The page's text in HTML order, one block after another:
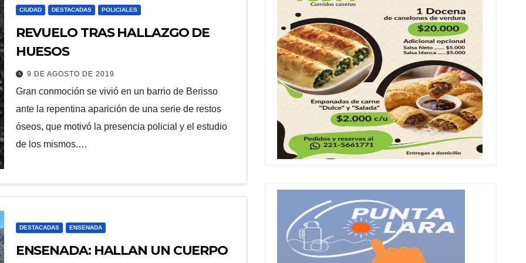
CIUDAD DESTACADAS POLICIALES
REVUELO TRAS HALLAZGO DE
HUESOS
9 DE AGOSTO DE 2019
Gran conmoción se vivió en un barrio de Berisso
ante la repentina aparición de una serie de restos
óseos, que motivó la presencia policial y el estudio
de los mismos.…
DESTACADAS ENSENADA
ENSENADA: HALLAN UN CUERPO